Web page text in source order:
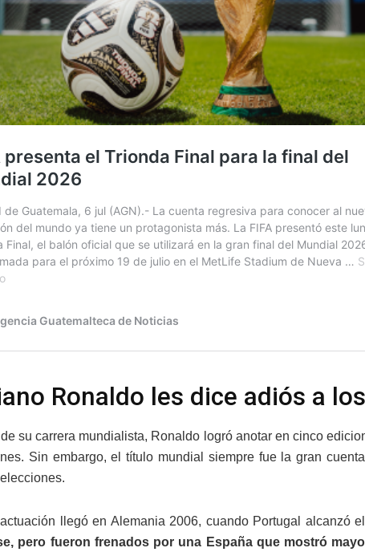
Ronaldo les dice adiós a
su carrera mundialista, Ronaldo logró anotar en cinco
Sin embargo, el título mundial siempre fue la gran
llegó en Alemania 2006, cuando Portugal alcanzó
pero fueron frenados por una España que mostró